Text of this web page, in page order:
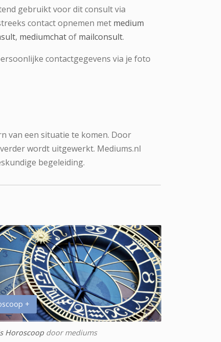
gebruikt voor dit consult via
contact opnemen met medium
, mediumchatof mailconsult.
contactgegevens via je foto
van een situatie te komen. Door
wordt uitgewerkt. Mediums.nl
begeleiding.
+
Horoscoopdoor mediums